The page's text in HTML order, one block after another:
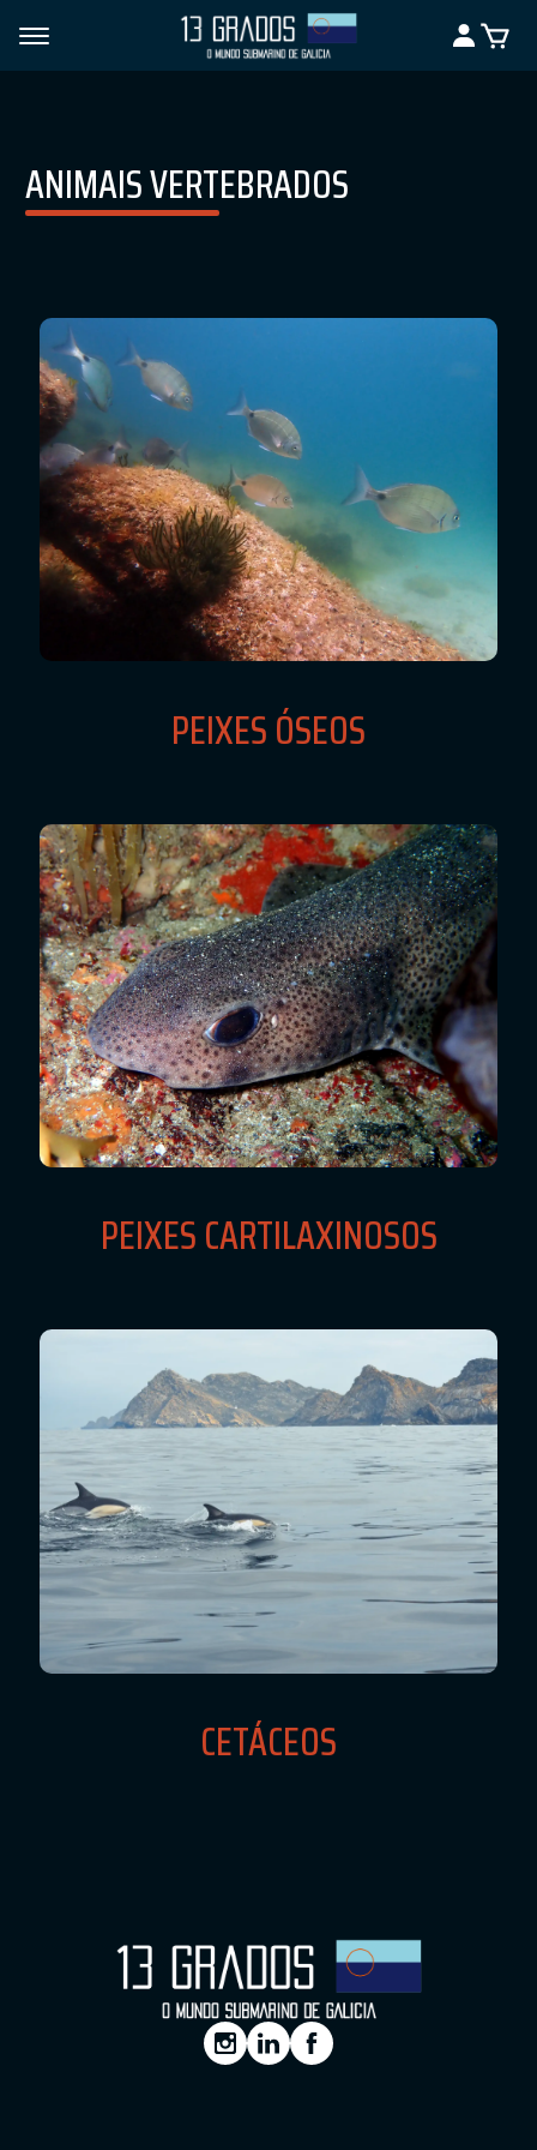
ANIMAIS VERTEBRADOS
PEIXES ÓSEOS
PEIXES CARTILAXINOSOS
CETÁCEOS